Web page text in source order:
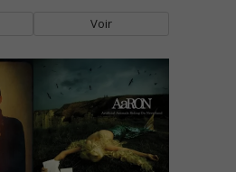
Voir